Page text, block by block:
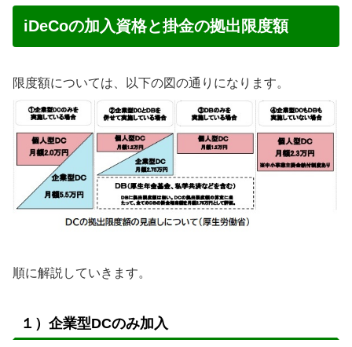
iDeCoの加入資格と掛金の拠出限度額
限度額については、以下の図の通りになります。
順に解説していきます。
１）企業型DCのみ加入